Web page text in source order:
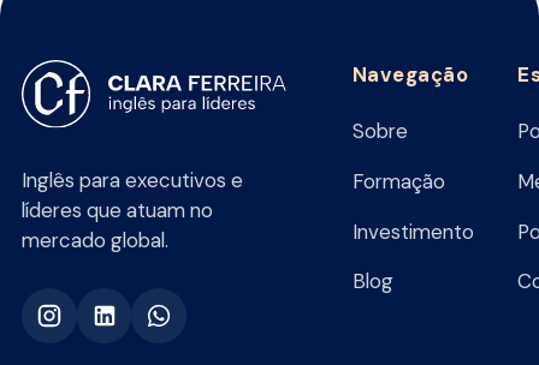
Inglês para executivos e
líderes que atuam no
mercado global.
Navegação
Sobre
Formação
Investimento
Blog